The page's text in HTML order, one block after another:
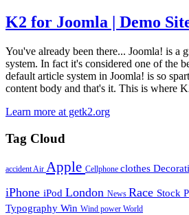
K2 for Joomla | Demo
You've already been there... Joomla! is a
system. In fact it's considered one of the
default article system in Joomla! is so
content body and that's it. This is where
Learn more at getk2.org
Tag Cloud
accidentAir Apple Cellphone clothes
iPhone iPod London News Race Stock
Typography Win Wind power World